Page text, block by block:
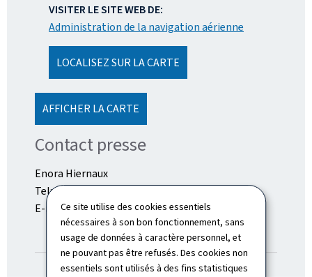
Ce site utilise des cookies essentiels
nécessaires à son bon fonctionnement, sans
usage de données à caractère personnel, et
ne pouvant pas être refusés. Des cookies non
essentiels sont utilisés à des fins statistiques
VISITER LE SITE WEB DE:
Administration de la navigation aérienne
LOCALISEZ SUR LA CARTE
AFFICHER LA CARTE
Contact presse
Enora Hiernaux
Tel: (+352) 4798-21010
E-mail:communication@airport.etat.lu
ANNUAIRE